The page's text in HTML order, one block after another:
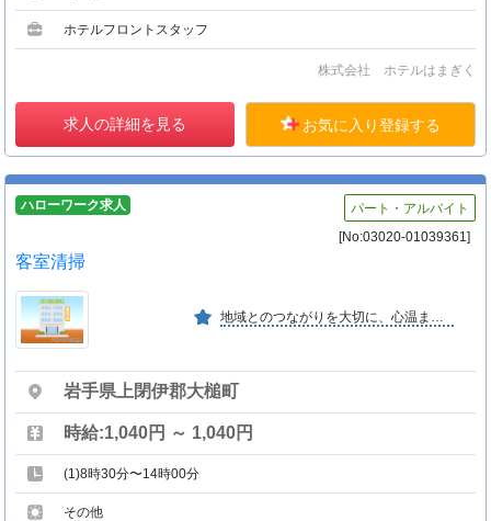
ホテルフロントスタッフ
株式会社 ホテルはまぎく
求人の詳細を見る お気に入り登録する
ハローワーク求人
パート・アルバイト
[No:03020-01039361]
客室清掃
地域とのつながりを大切に、心温まるおもてなしを。 挑戦を歓迎し、仲間と共に成長できる環境を整え、 前向きで活気ある会社を目指します。
岩手県上閉伊郡大槌町
時給:1,040円 ～ 1,040円
(1)8時30分〜14時00分
その他